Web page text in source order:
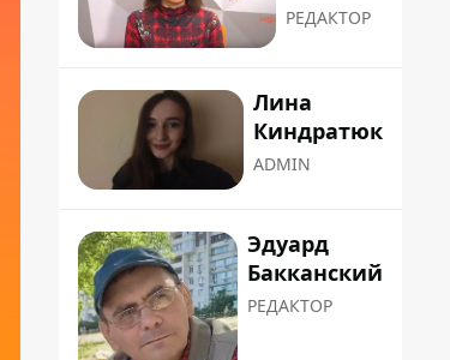
РЕДАКТОР
Лина
Киндратюк
ADMIN
Эдуард
Бакканский
РЕДАКТОР